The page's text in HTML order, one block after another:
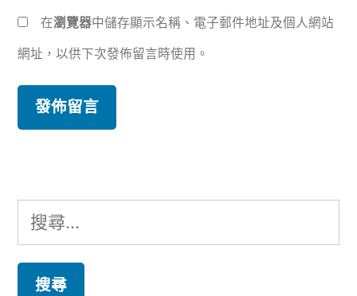
在瀏覽器中儲存顯示名稱、電子郵件地址及個人網站
網址，以供下次發佈留言時使用。
搜
尋